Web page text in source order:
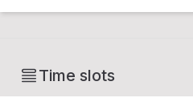
Time slots